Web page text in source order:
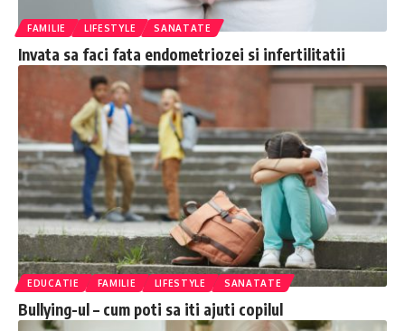
FAMILIE LIFESTYLE SANATATE
Invata sa faci fata endometriozei si infertilitatii
EDUCATIE FAMILIE LIFESTYLE SANATATE
Bullying-ul – cum poti sa iti ajuti copilul